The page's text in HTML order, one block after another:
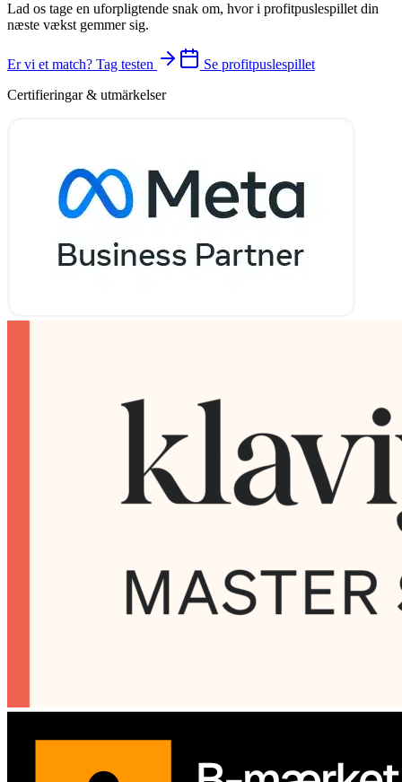
Lad os tage en uforpligtende snak om, hvor i profitpuslespillet din
næste vækst gemmer sig.
Er vi et match? Tag testen
Se profitpuslespillet
Certifieringar & utmärkelser